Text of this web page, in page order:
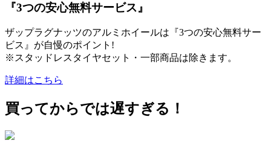
『3つの安心無料サービス』
ザップラグナッツのアルミホイールは『3つの安心無料サー
ビス』が自慢のポイント!
※スタッドレスタイヤセット・一部商品は除きます。
詳細はこちら
買ってからでは遅すぎる！